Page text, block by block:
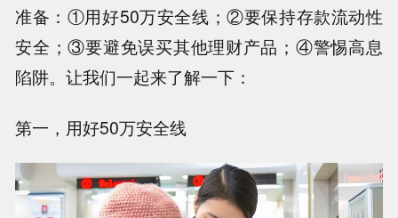
准备：①用好50万安全线；②要保持存款流动性
安全；③要避免误买其他理财产品；④警惕高息
陷阱。让我们一起来了解一下：
第一，用好50万安全线